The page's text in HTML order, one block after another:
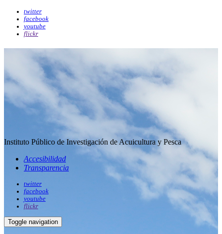
twitter
facebook
youtube
flickr
Instituto Público de Investigación de Acuicultura y Pesca
Accesibilidad
Transparencia
twitter
facebook
youtube
flickr
Toggle navigation